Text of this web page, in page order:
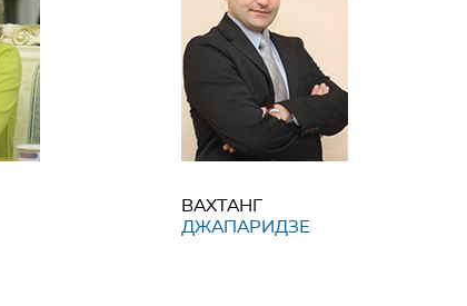
ВАХТАНГ
ДЖАПАРИДЗЕ